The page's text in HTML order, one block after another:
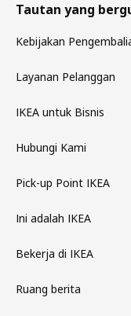
Tautan yang
Kebijakan
Layanan Pelanggan
IKEA untuk Bisnis
Hubungi Kami
Pick-up Point IKEA
Ini adalah IKEA
Bekerja di IKEA
Ruang berita